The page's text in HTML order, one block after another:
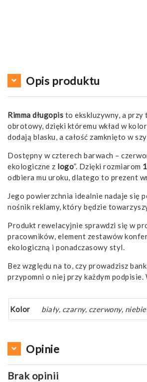
Opis produktu
Rimma długopis to ekskluzywny, a
obrotowy, dzięki któremu wkład w
dodają blasku, a całość zamknięto w
Dostępny w czterech barwach –
ekologiczne z logo”. Dzięki rozmiarom
odbiera mu uroku, dlatego to prezent
Jego powierzchnia idealnie nadaje się
nośnik reklamy, który będzie
Produkt rewelacyjnie sprawdzi się w
pracowników, element zestawów
ekologiczną i ponadczasowy styl.
Bez względu na to, czy prowadzisz
przypomni o niej przy każdym podpisie.
Kolor biały, czarny, czerwony,
Opinie
Brak opinii